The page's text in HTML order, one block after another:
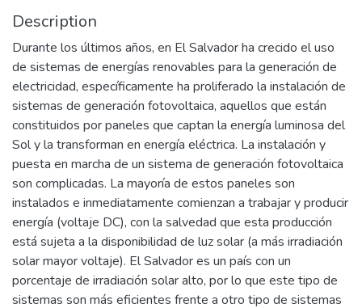
Description
Durante los últimos años, en El Salvador ha crecido el uso
de sistemas de energías renovables para la generación de
electricidad, específicamente ha proliferado la instalación de
sistemas de generación fotovoltaica, aquellos que están
constituidos por paneles que captan la energía luminosa del
Sol y la transforman en energía eléctrica. La instalación y
puesta en marcha de un sistema de generación fotovoltaica
son complicadas. La mayoría de estos paneles son
instalados e inmediatamente comienzan a trabajar y producir
energía (voltaje DC), con la salvedad que esta producción
está sujeta a la disponibilidad de luz solar (a más irradiación
solar mayor voltaje). El Salvador es un país con un
porcentaje de irradiación solar alto, por lo que este tipo de
sistemas son más eficientes frente a otro tipo de sistemas